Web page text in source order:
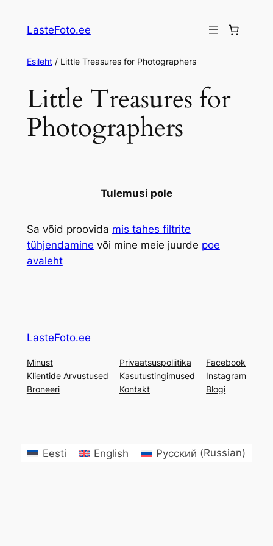
LasteFoto.ee
Esileht/ Little Treasures for Photographers
Little Treasures for
Photographers
Tulemusi pole
Sa võid proovida mis tahes filtrite
tühjendamine või mine meie juurde poe
avaleht
LasteFoto.ee
Minust
Klientide Arvustused
Broneeri
Privaatsuspoliitika
Kasutustingimused
Kontakt
Facebook
Instagram
Blogi
Eesti English Русский (Russian)